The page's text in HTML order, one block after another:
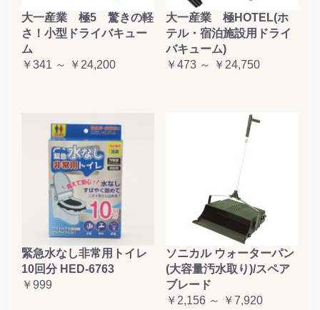
大一産業 極5 驚きの軽
さ！小型ドライバキュー
ム
￥341 ～ ￥24,200
大一産業 極HOTEL(ホ
テル・宿泊施設用ドライ
バキューム)
￥473 ～ ￥24,750
緊急水なし非常用トイレ
10回分 HED-6763
￥999
ソニカル ウォーターパン
(大容量汚水取り)/スペア
ブレード
￥2,156 ～ ￥7,920